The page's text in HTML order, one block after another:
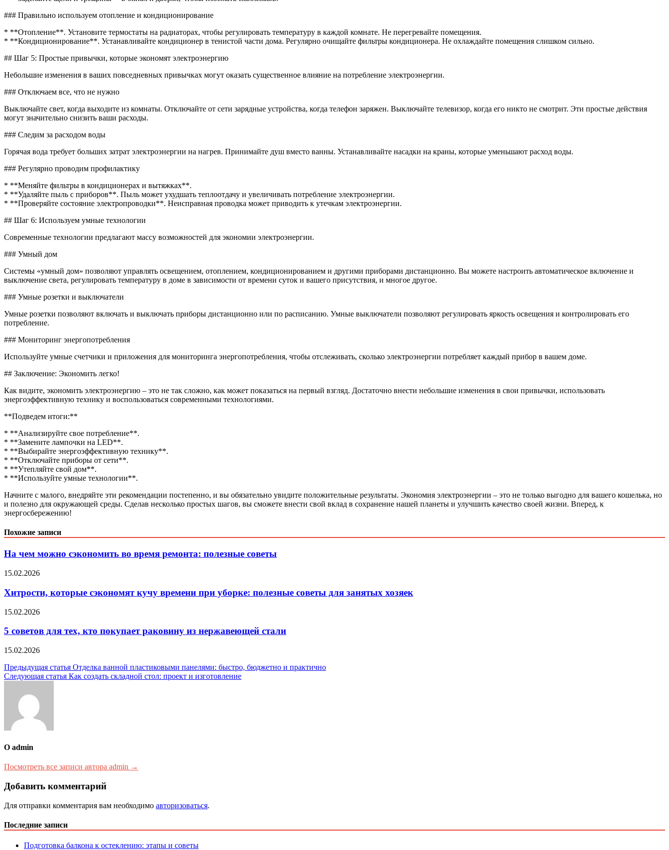
### Правильно используем отопление и кондиционирование
* **Отопление**. Установите термостаты на радиаторах, чтобы регулировать температуру в каждой комнате. Не перегревайте помещения.
* **Кондиционирование**. Устанавливайте кондиционер в тенистой части дома. Регулярно очищайте фильтры кондиционера. Не охлаждайте помещения слишком сильно.
## Шаг 5: Простые привычки, которые экономят электроэнергию
Небольшие изменения в ваших повседневных привычках могут оказать существенное влияние на потребление электроэнергии.
### Отключаем все, что не нужно
Выключайте свет, когда выходите из комнаты. Отключайте от сети зарядные устройства, когда телефон заряжен. Выключайте телевизор, когда его никто не смотрит. Эти простые действия
могут значительно снизить ваши расходы.
### Следим за расходом воды
Горячая вода требует больших затрат электроэнергии на нагрев. Принимайте душ вместо ванны. Устанавливайте насадки на краны, которые уменьшают расход воды.
### Регулярно проводим профилактику
* **Меняйте фильтры в кондиционерах и вытяжках**.
* **Удаляйте пыль с приборов**. Пыль может ухудшать теплоотдачу и увеличивать потребление электроэнергии.
* **Проверяйте состояние электропроводки**. Неисправная проводка может приводить к утечкам электроэнергии.
## Шаг 6: Используем умные технологии
Современные технологии предлагают массу возможностей для экономии электроэнергии.
### Умный дом
Системы «умный дом» позволяют управлять освещением, отоплением, кондиционированием и другими приборами дистанционно. Вы можете настроить автоматическое включение и
выключение света, регулировать температуру в доме в зависимости от времени суток и вашего присутствия, и многое другое.
### Умные розетки и выключатели
Умные розетки позволяют включать и выключать приборы дистанционно или по расписанию. Умные выключатели позволяют регулировать яркость освещения и контролировать его
потребление.
### Мониторинг энергопотребления
Используйте умные счетчики и приложения для мониторинга энергопотребления, чтобы отслеживать, сколько электроэнергии потребляет каждый прибор в вашем доме.
## Заключение: Экономить легко!
Как видите, экономить электроэнергию – это не так сложно, как может показаться на первый взгляд. Достаточно внести небольшие изменения в свои привычки, использовать
энергоэффективную технику и воспользоваться современными технологиями.
**Подведем итоги:**
* **Анализируйте свое потребление**.
* **Замените лампочки на LED**.
* **Выбирайте энергоэффективную технику**.
* **Отключайте приборы от сети**.
* **Утепляйте свой дом**.
* **Используйте умные технологии**.
Начните с малого, внедряйте эти рекомендации постепенно, и вы обязательно увидите положительные результаты. Экономия электроэнергии – это не только выгодно для вашего кошелька, но
и полезно для окружающей среды. Сделав несколько простых шагов, вы сможете внести свой вклад в сохранение нашей планеты и улучшить качество своей жизни. Вперед, к
энергосбережению!
Похожие записи
На чем можно сэкономить во время ремонта: полезные советы
15.02.2026
Хитрости, которые сэкономят кучу времени при уборке: полезные советы для занятых хозяек
15.02.2026
5 советов для тех, кто покупает раковину из нержавеющей стали
15.02.2026
Навигация
по
записям
Предыдущая статья Отделка ванной пластиковыми панелями: быстро, бюджетно и практично
Следующая статья Как создать складной стол: проект и изготовление
О admin
Посмотреть все записи автора admin →
Добавить комментарий
Для отправки комментария вам необходимо авторизоваться.
Последние записи
Подготовка балкона к остеклению: этапы и советы